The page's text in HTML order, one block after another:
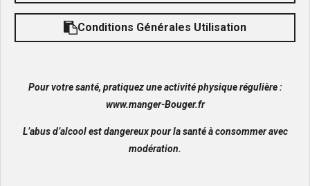
Conditions Générales Utilisation
Pour votre santé, pratiquez une activité physique régulière :
www.manger-Bouger.fr
L’abus d’alcool est dangereux pour la santé à consommer avec
modération.